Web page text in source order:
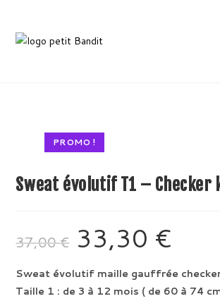
content
PROMO !
Sweat évolutif T1 – Checker
37,00€
Le
prix
initial
37,00 €.
33,30 €
33,30 €.
Sweat évolutif maille gauffrée
Taille 1 : de 3 à 12 mois ( de 60 à 74